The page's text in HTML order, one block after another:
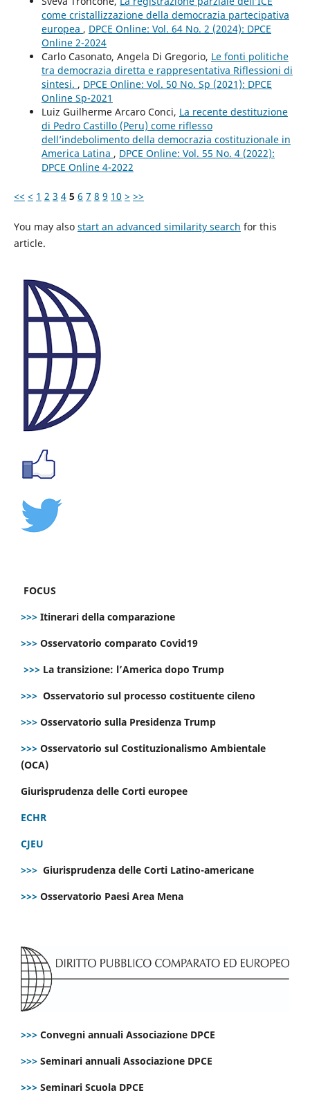
come cristallizzazione della democrazia partecipativa
europea , DPCE Online: Vol. 64 No. 2 (2024): DPCE
Online 2-2024
Carlo Casonato, Angela Di Gregorio, Le fonti politiche
tra democrazia diretta e rappresentativa Riflessioni di
sintesi. , DPCE Online: Vol. 50 No. Sp (2021): DPCE
Online Sp-2021
Luiz Guilherme Arcaro Conci, La recente destituzione
di Pedro Castillo (Peru) come riflesso
dell’indebolimento della democrazia costituzionale in
America Latina , DPCE Online: Vol. 55 No. 4 (2022):
DPCE Online 4-2022
<< < 1 2 3 4 5 6 7 8 9 10 > >>
You may also start an advanced similarity search for this
article.
FOCUS
>>> Itinerari della comparazione
>>> Osservatorio comparato Covid19
>>> La transizione: l’America dopo Trump
>>> Osservatorio sul processo costituente cileno
>>> Osservatorio sulla Presidenza Trump
>>> Osservatorio sul Costituzionalismo Ambientale
(OCA)
Giurisprudenza delle Corti europee
ECHR
CJEU
>>> Giurisprudenza delle Corti Latino-americane
>>> Osservatorio Paesi Area Mena
>>> Convegni annuali Associazione DPCE
>>> Seminari annuali Associazione DPCE
>>> Seminari Scuola DPCE